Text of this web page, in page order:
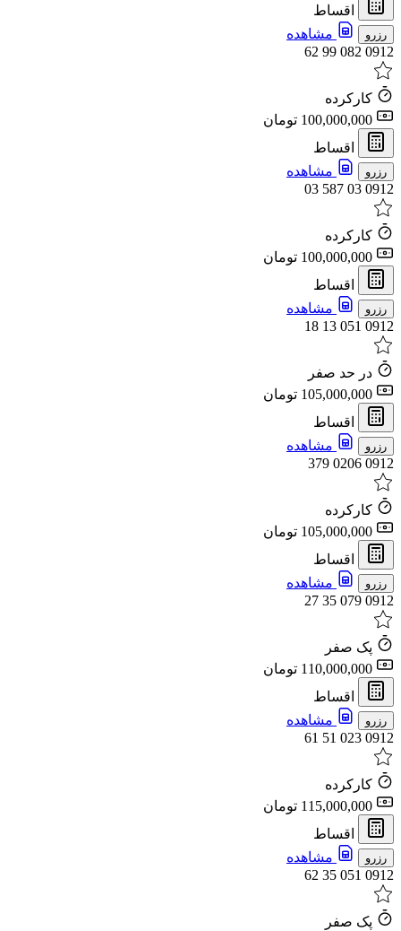
اقساط
رزرو
مشاهده
0912 082 99 62
کارکرده
اقساط
رزرو
مشاهده
0912 03 587 03
کارکرده
اقساط
رزرو
مشاهده
0912 051 13 18
در حد صفر
اقساط
رزرو
مشاهده
0912 0206 379
کارکرده
اقساط
رزرو
مشاهده
0912 079 35 27
پک صفر
اقساط
رزرو
مشاهده
0912 023 51 61
کارکرده
اقساط
رزرو
مشاهده
0912 051 35 62
پک صفر